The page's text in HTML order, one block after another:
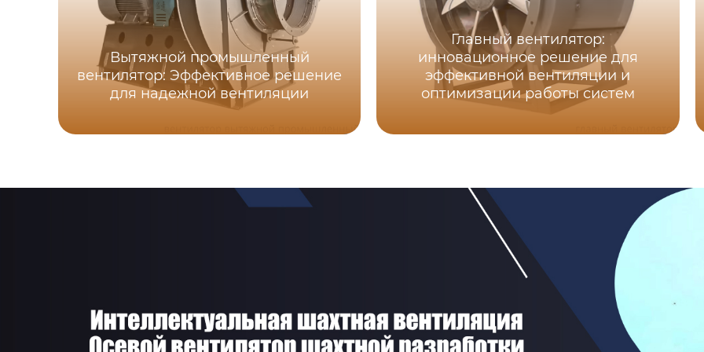
Вытяжной промышленный
вентилятор: Эффективное решение
для надежной вентиляции
Главный вентилятор:
инновационное решение для
эффективной вентиляции и
оптимизации работы систем